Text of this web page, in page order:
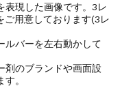
表現した画像です。3レ
ご用意しております(3レ
ルバーを左右動かして
剤のブランドや画面設
。